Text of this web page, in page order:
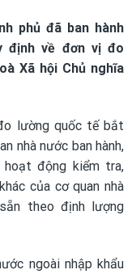
phủ đã ban hành
định về đơn vị đo
Xã hội Chủ nghĩa
lường quốc tế bắt
nhà nước ban hành,
động kiểm tra,
của cơ quan nhà
theo định lượng
ngoài nhập khẩu